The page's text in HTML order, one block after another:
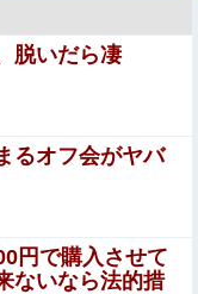
毒叔母一家。法事
ウマに…祖母の死
を決意←自分の身
心地に”こんなも
ガラスが飛んでく
レベルのやらか
脱いだら凄
るオフ会がヤバ
円で購入させて
ないなら法的措